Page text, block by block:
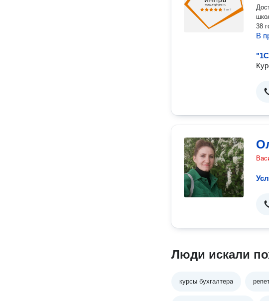
38
В
Люди искали
курсы бухгалтера